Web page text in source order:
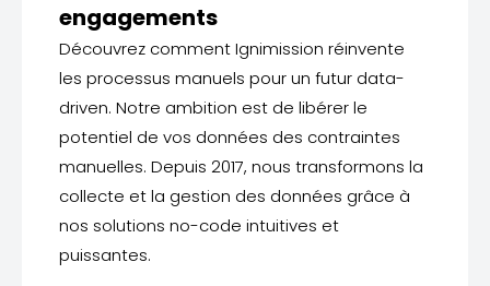
engagements
Découvrez comment Ignimission réinvente
les processus manuels pour un futur data-
driven. Notre ambition est de libérer le
potentiel de vos données des contraintes
manuelles. Depuis 2017, nous transformons la
collecte et la gestion des données grâce à
nos solutions no-code intuitives et
puissantes.